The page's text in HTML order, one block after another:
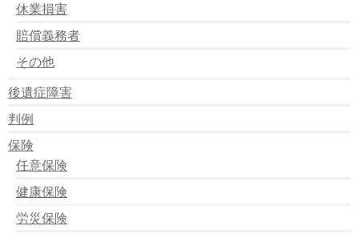
休業損害
賠償義務者
その他
後遺症障害
判例
保険
任意保険
健康保険
労災保険